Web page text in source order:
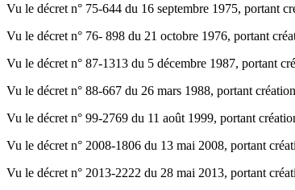
Vu le décret n° 75-644 du 16 septembre 1975, portant
Vu le décret n° 76- 898 du 21 octobre 1976, portant
Vu le décret n° 87-1313 du 5 décembre 1987, portant
Vu le décret n° 88-667 du 26 mars 1988, portant
Vu le décret n° 99-2769 du 11 août 1999, portant
Vu le décret n° 2008-1806 du 13 mai 2008, portant
Vu le décret n° 2013-2222 du 28 mai 2013, portant